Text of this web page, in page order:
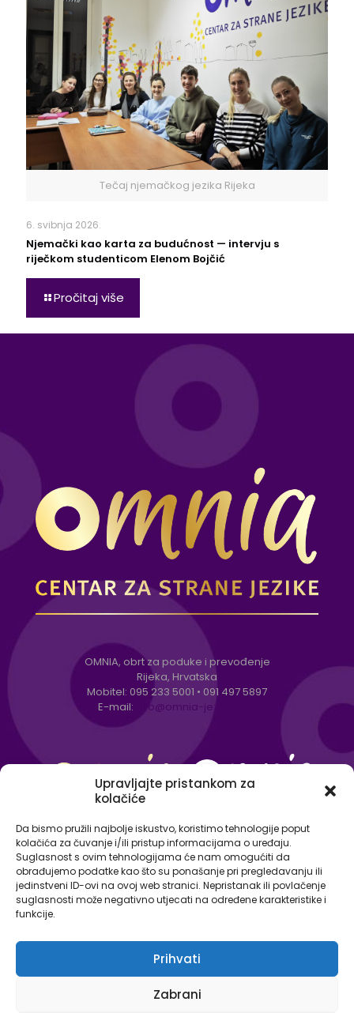
Upravljajte pristankom za
kolačiće
Da bismo pružili najbolje iskustvo, koristimo tehnologije poput
kolačića za čuvanje i/ili pristup informacijama o uređaju.
Suglasnost s ovim tehnologijama će nam omogućiti da
obrađujemo podatke kao što su ponašanje pri pregledavanju ili
jedinstveni ID-ovi na ovoj web stranici. Nepristanak ili povlačenje
suglasnosti može negativno utjecati na određene karakteristike i
funkcije.
Prihvati
Zabrani
Tečaj njemačkog jezika Rijeka
6. svibnja 2026.
Njemački kao karta za budućnost — intervju s
riječkom studenticom Elenom Bojčić
Pročitaj više
OMNIA, obrt za poduke i prevođenje
Rijeka, Hrvatska
Mobitel: 095 233 5001 • 091 497 5897
E-mail:
info@omnia-jezici.com
© Omnia - centar za strane jezike 2026. Sva prava